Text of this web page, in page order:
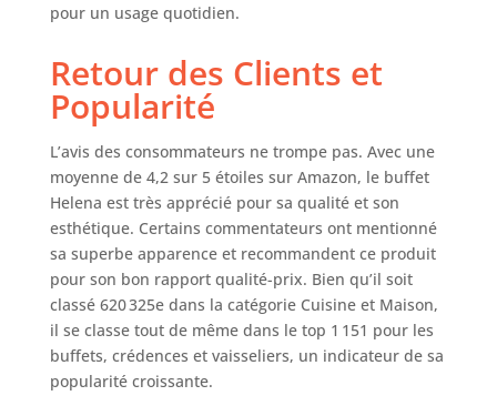
pour un usage quotidien.
Retour des Clients et
Popularité
L’avis des consommateurs ne trompe pas. Avec une
moyenne de 4,2 sur 5 étoiles sur Amazon, le buffet
Helena est très apprécié pour sa qualité et son
esthétique. Certains commentateurs ont mentionné
sa superbe apparence et recommandent ce produit
pour son bon rapport qualité-prix. Bien qu’il soit
classé 620 325e dans la catégorie Cuisine et Maison,
il se classe tout de même dans le top 1 151 pour les
buffets, crédences et vaisseliers, un indicateur de sa
popularité croissante.